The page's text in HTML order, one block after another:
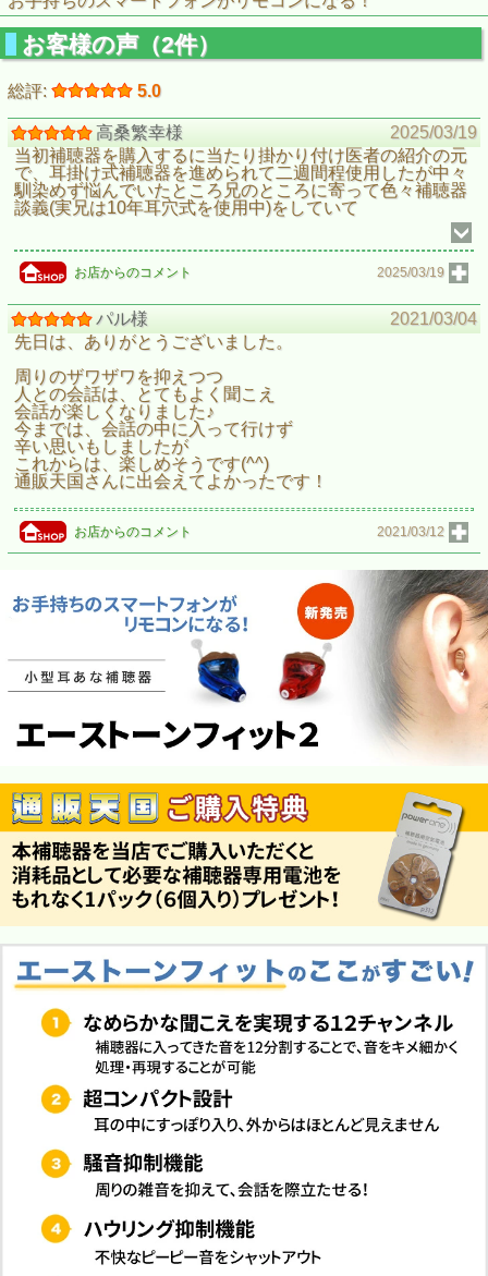
お客様の声（2件）
総評: 5.0
高桑繁幸様
2025/03/19
当初補聴器を購入するに当たり掛かり付け医者の紹介の元
で、耳掛け式補聴器を進められて二週間程使用したが中々
馴染めず悩んでいたところ兄のところに寄って色々補聴器
談義(実兄は10年耳穴式を使用中)をしていて
お店からのコメント 2025/03/19
パル様
2021/03/04
先日は、ありがとうございました。
周りのザワザワを抑えつつ
人との会話は、とてもよく聞こえ
会話が楽しくなりました♪
今までは、会話の中に入って行けず
辛い思いもしましたが
これからは、楽しめそうです(^^)
通販天国さんに出会えてよかったです！
お店からのコメント 2021/03/12